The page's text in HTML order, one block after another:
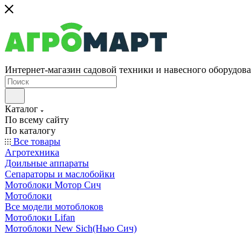
Интернет-магазин садовой техники и навесного
Каталог
По всему сайту
По каталогу
Все товары
Агротехника
Доильные аппараты
Сепараторы и маслобойки
Мотоблоки Мотор Сич
Мотоблоки
Все модели мотоблоков
Мотоблоки Lifan
Мотоблоки New Sich(Нью Сич)